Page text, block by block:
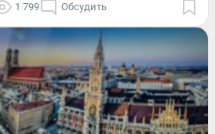
1 799 Обсудить